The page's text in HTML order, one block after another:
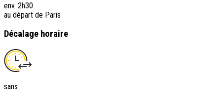
env. 2h30
au départ de Paris
Décalage horaire
sans